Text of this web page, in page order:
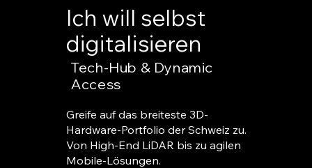
Ich will selbst
digitalisieren
Tech-Hub & Dynamic
Access
Greife auf das breiteste 3D-
Hardware-Portfolio der Schweiz zu.
Von High-End LiDAR bis zu agilen
Mobile-Lösungen.